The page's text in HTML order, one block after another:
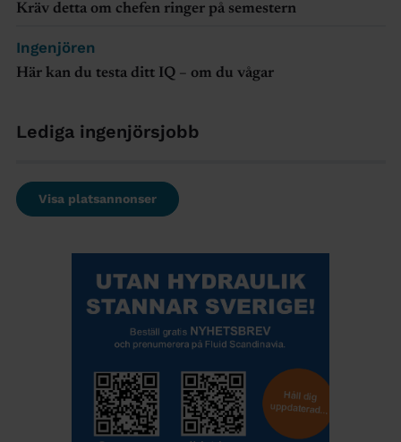
Kräv detta om chefen ringer på semestern
Ingenjören
Här kan du testa ditt IQ – om du vågar
Lediga ingenjörsjobb
Visa platsannonser